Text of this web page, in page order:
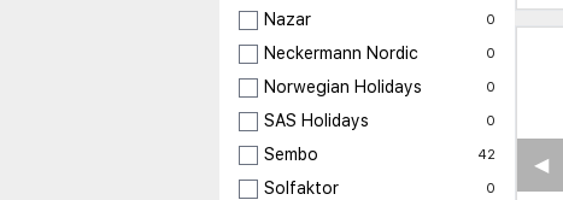
Nazar 0
Neckermann Nordic 0
Norwegian Holidays 0
SAS Holidays 0
Sembo 42
Solfaktor 0
◀︎